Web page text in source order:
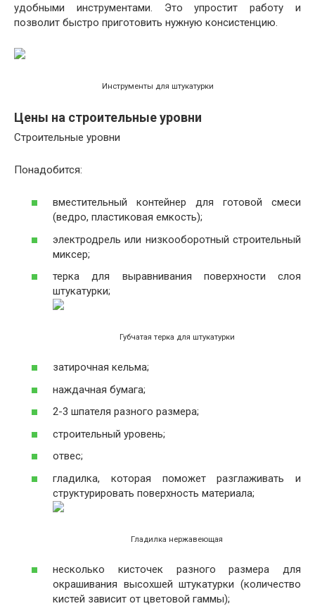
удобными инструментами. Это упростит работу и
позволит быстро приготовить нужную консистенцию.
Инструменты для штукатурки
Цены на строительные уровни
Строительные уровни
Понадобится:
вместительный контейнер для готовой смеси
(ведро, пластиковая емкость);
электродрель или низкооборотный строительный
миксер;
терка для выравнивания поверхности слоя
штукатурки;
Губчатая терка для штукатурки
затирочная кельма;
наждачная бумага;
2-3 шпателя разного размера;
строительный уровень;
отвес;
гладилка, которая поможет разглаживать и
структурировать поверхность материала;
Гладилка нержавеющая
несколько кисточек разного размера для
окрашивания высохшей штукатурки (количество
кистей зависит от цветовой гаммы);